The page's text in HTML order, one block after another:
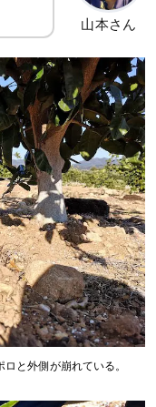
山本さん
と外側が崩れている。